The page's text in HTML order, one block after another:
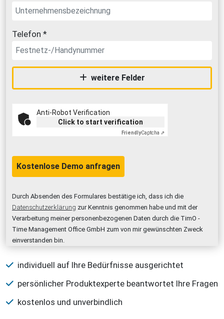
Telefon *
weitere Felder
Anti-Robot Verification
Click to start verification
FriendlyCaptcha ⇗
Kostenlose Demo anfragen
Durch Absenden des Formulares bestätige ich, dass ich die
Datenschutzerklärung zur Kenntnis genommen habe und mit der
Verarbeitung meiner personenbezogenen Daten durch die TimO -
Time Management Office GmbH zum von mir gewünschten Zweck
einverstanden bin.
individuell auf Ihre Bedürfnisse ausgerichtet
persönlicher Produktexperte beantwortet Ihre Fragen
kostenlos und unverbindlich